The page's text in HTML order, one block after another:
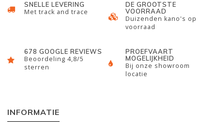
SNELLE LEVERING
Met track and trace
DE GROOTSTE
VOORRAAD
Duizenden kano's op
voorraad
678 GOOGLE REVIEWS
Beoordeling 4,8/5
sterren
PROEFVAART
MOGELIJKHEID
Bij onze showroom
locatie
INFORMATIE